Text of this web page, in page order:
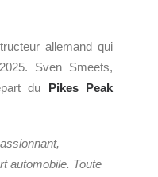
allemand qui
Sven Smeets,
du
Pikes Peak
automobile. Toute